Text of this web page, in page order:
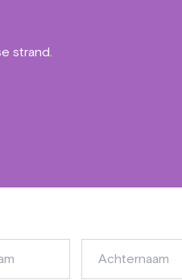
strand.